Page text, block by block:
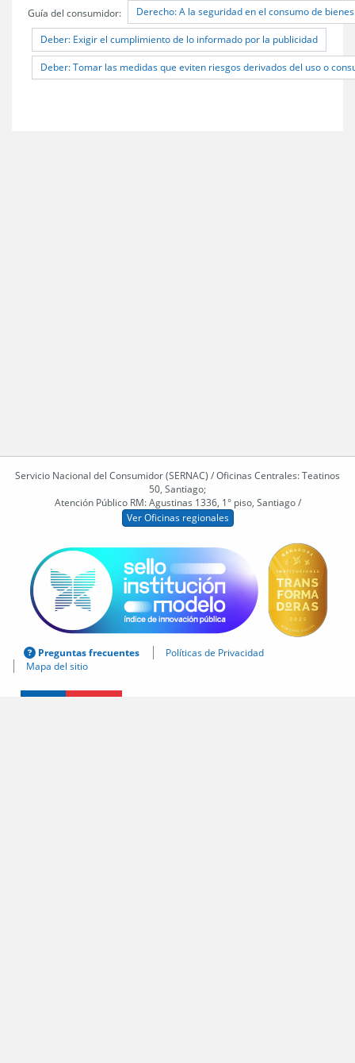
Guía del consumidor: Derecho: A la seguridad en el consumo de
Deber: Exigir el cumplimiento de lo informado por la publicidad
Deber: Tomar las medidas que eviten riesgos derivados del uso o
Servicio Nacional del Consumidor (SERNAC) / Oficinas Centrales: Teatinos
50, Santiago;
Atención Público RM: Agustinas 1336, 1° piso, Santiago /
Ver Oficinas regionales
Preguntas frecuentes
Políticas de Privacidad
Mapa del sitio